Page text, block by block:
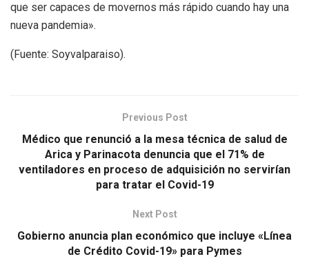
que ser capaces de movernos más rápido cuando hay una
nueva pandemia».
(Fuente: Soyvalparaiso).
Previous Post
Médico que renunció a la mesa técnica de salud de
Arica y Parinacota denuncia que el 71% de
ventiladores en proceso de adquisición no servirían
para tratar el Covid-19
Next Post
Gobierno anuncia plan económico que incluye «Línea
de Crédito Covid-19» para Pymes